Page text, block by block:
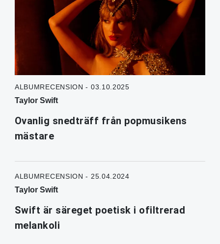
ALBUMRECENSION - 03.10.2025
Taylor Swift
Ovanlig snedträff från popmusikens
mästare
ALBUMRECENSION - 25.04.2024
Taylor Swift
Swift är säreget poetisk i ofiltrerad
melankoli